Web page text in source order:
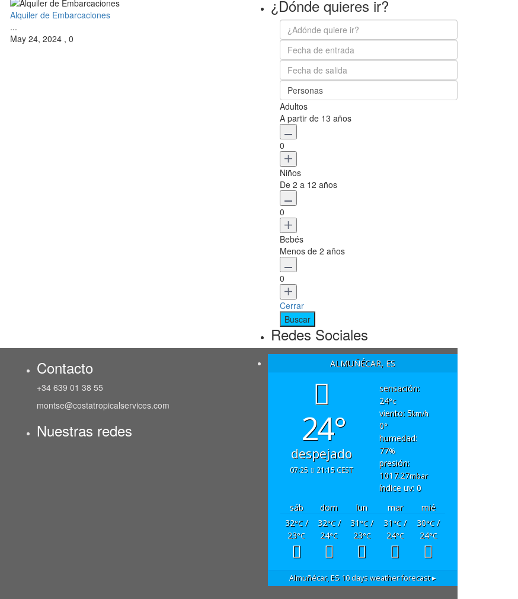
Alquiler de Embarcaciones
...
May 24, 2024 , 0
¿Dónde quieres ir?
Personas
Adultos
A partir de 13 años
0
Niños
De 2 a 12 años
0
Bebés
Menos de 2 años
0
Cerrar
Redes Sociales
Contacto
+34 639 01 38 55
montse@costatropicalservices.com
Nuestras redes
ALMUÑÉCAR, ES
24°
despejado
07:25 21:15 CEST
sensación:
24°c
viento: 5km/h
0°
humedad:
77%
presión:
1017.27mbar
índice uv: 0
sáb
dom lun mar
mié
32°C/
23°C
32°C/
24°C
31°C/
23°C
31°C/
24°C
30°C/
24°C
Almuñécar, ES 10 days weather forecast ▸